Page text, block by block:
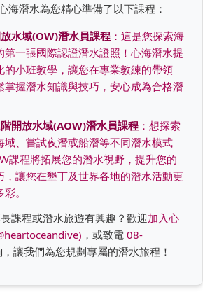
海潛水為您精心準備了以下課程：
水域(OW)潛水員課程 ：這是您探索海
第一張國際認證潛水證照！心海潛水提
的小班教學，讓您在專業教練的帶領
掌握潛水知識與技巧，安心成為合格潛
開放水域(AOW)潛水員課程 ：想探索
域、嘗試夜潛或船潛等不同潛水模式
課程將拓展您的潛水視野，提升您的
，讓您在墾丁及世界各地的潛水活動更
。
課程或潛水旅遊有興趣？歡迎加入心
，或致電 08-
讓我們為您規劃專屬的潛水旅程！